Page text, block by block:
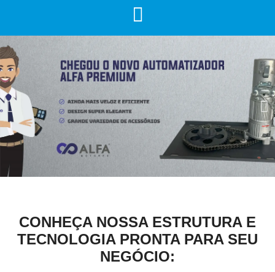
CONHEÇA NOSSA ESTRUTURA E
TECNOLOGIA PRONTA PARA SEU
NEGÓCIO: